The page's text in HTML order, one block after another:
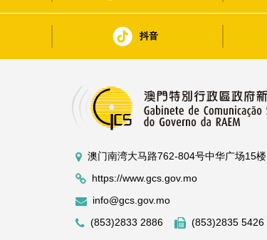
抖音
澳门南湾大马路762-804号中华广场15楼
https://www.gcs.gov.mo
info@gcs.gov.mo
(853)2833 2886
(853)2835 5426